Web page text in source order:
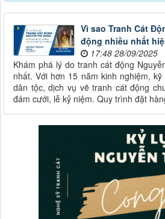
Vì sao Tranh Cát
động nhiều nhất
17:48 28/09/2025
Khám phá lý do tranh cát động
nhất. Với hơn 15 năm kinh nghiệm,
dân tộc, dịch vụ vẽ tranh cát động
đám cưới, lễ kỷ niệm. Quy trình đặt